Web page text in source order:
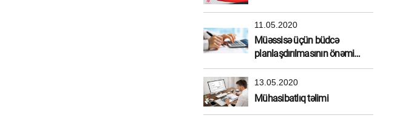
11.05.2020
Müəssisə üçün büdcə
planlaşdırılmasının önəmi
nədir?
13.05.2020
Mühasibatlıq təlimi